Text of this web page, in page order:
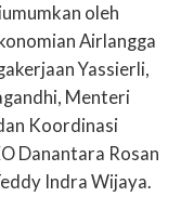
oleh
Airlangga
Yassierli,
Menteri
Koordinasi
Danantara Rosan
Indra Wijaya.